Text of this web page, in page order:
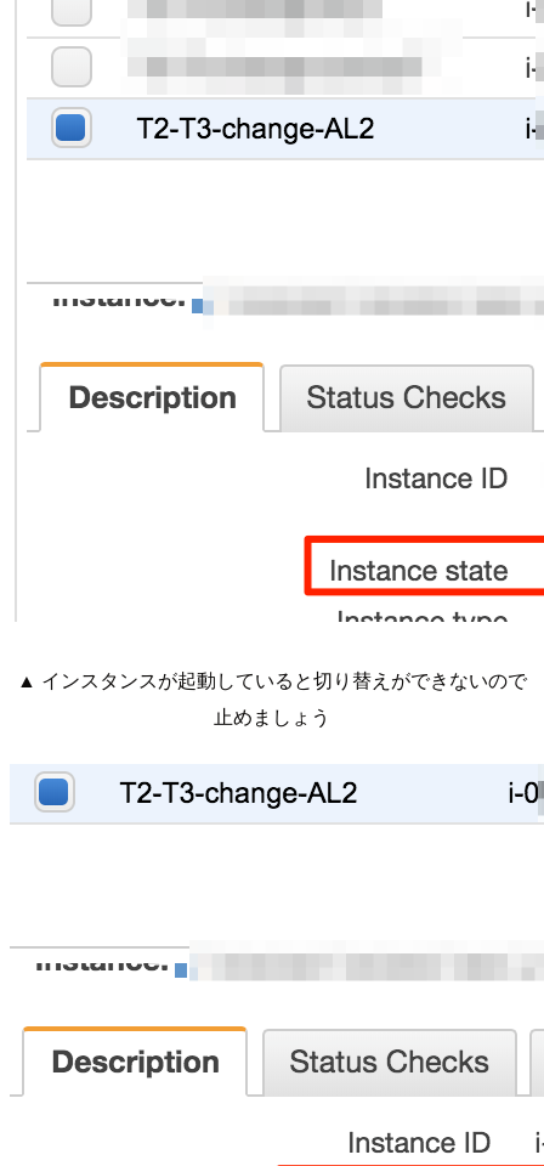
▲ インスタンスが起動していると切り替えができないので
止めましょう